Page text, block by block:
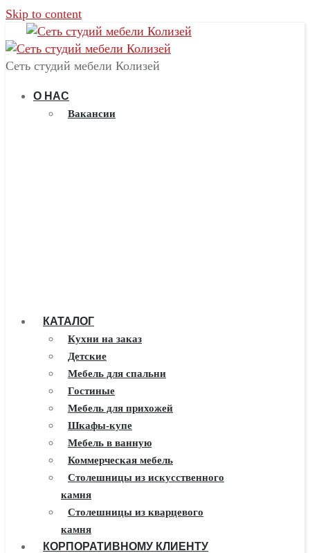
Skip to content
Сеть студий мебели Колизей
О НАС
Вакансии
КАТАЛОГ
Кухни на заказ
Детские
Мебель для спальни
Гостиные
Мебель для прихожей
Шкафы-купе
Мебель в ванную
Коммерческая мебель
Столешницы из искусственного
камня
Столешницы из кварцевого
камня
Мебель из массива
КОРПОРАТИВНОМУ КЛИЕНТУ